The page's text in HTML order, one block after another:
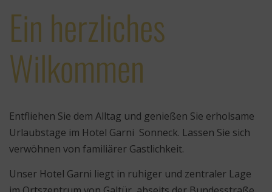
Ein herzliches
Wilkommen
Entfliehen Sie dem Alltag und genießen Sie erholsame
Urlaubstage im Hotel Garni Sonneck. Lassen Sie sich
verwöhnen von familiärer Gastlichkeit.
Unser Hotel Garni liegt in ruhiger und zentraler Lage